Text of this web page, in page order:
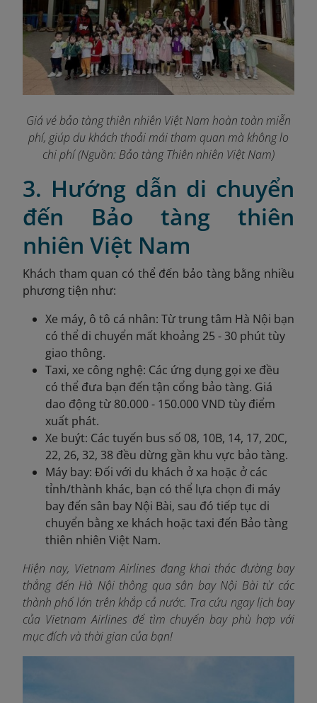
Giá vé bảo tàng thiên nhiên Việt Nam hoàn toàn miễn
phí, giúp du khách thoải mái tham quan mà không lo
chi phí (Nguồn: Bảo tàng Thiên nhiên Việt Nam)
3. Hướng dẫn di chuyển
đến Bảo tàng thiên
nhiên Việt Nam
Khách tham quan có thể đến bảo tàng bằng nhiều
phương tiện như:
Xe máy, ô tô cá nhân: Từ trung tâm Hà Nội bạn
có thể di chuyển mất khoảng 25 - 30 phút tùy
giao thông.
Taxi, xe công nghệ: Các ứng dụng gọi xe đều
có thể đưa bạn đến tận cổng bảo tàng. Giá
dao động từ 80.000 - 150.000 VND tùy điểm
xuất phát.
Xe buýt: Các tuyến bus số 08, 10B, 14, 17, 20C,
22, 26, 32, 38 đều dừng gần khu vực bảo tàng.
Máy bay: Đối với du khách ở xa hoặc ở các
tỉnh/thành khác, bạn có thể lựa chọn đi máy
bay đến sân bay Nội Bài, sau đó tiếp tục di
chuyển bằng xe khách hoặc taxi đến Bảo tàng
thiên nhiên Việt Nam.
Hiện nay, Vietnam Airlines đang khai thác đường bay
thẳng đến Hà Nội thông qua sân bay Nội Bài từ các
thành phố lớn trên khắp cả nước. Tra cứu ngaylịch bay
của Vietnam Airlines để tìm chuyến bay phù hợp với
mục đích và thời gian của bạn!